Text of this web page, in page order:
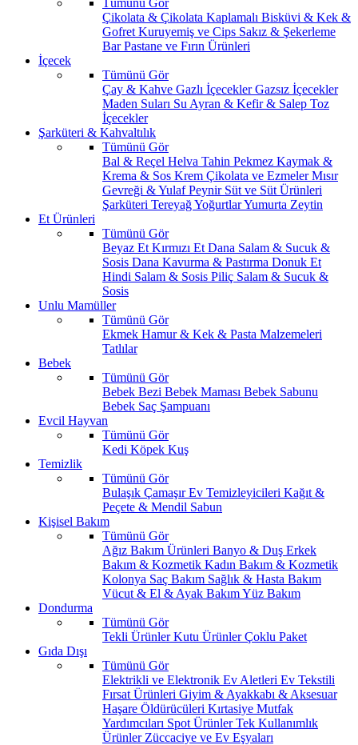
Çikolata & Çikolata Kaplamalı Bisküvi & Kek &
Gofret Kuruyemiş ve Cips Sakız & Şekerleme
BarPastane ve Fırın Ürünleri
İçecek
Tümünü Gör
Çay & Kahve Gazlı İçeceklerGazsız İçecekler
Maden Suları Su Ayran & Kefir & Salep Toz
İçecekler
Şarküteri & Kahvaltılık
Tümünü Gör
Bal & Reçel Helva Tahin Pekmez Kaymak &
Krema & Sos Krem Çikolata ve EzmelerMısır
Gevreği & YulafPeynir Süt ve Süt Ürünleri
Şarküteri TereyağYoğurtlarYumurta Zeytin
Et Ürünleri
Tümünü Gör
Beyaz Et Kırmızı Et Dana Salam & Sucuk &
Sosis Dana Kavurma & Pastırma Donuk Et
Hindi Salam & Sosis Piliç Salam & Sucuk &
Sosis
Unlu Mamüller
Tümünü Gör
Ekmek Hamur & Kek & Pasta Malzemeleri
Tatlılar
Bebek
Tümünü Gör
Bebek Bezi Bebek Maması Bebek Sabunu
Bebek Saç Şampuanı
Evcil Hayvan
Tümünü Gör
Kedi Köpek Kuş
Temizlik
Tümünü Gör
Bulaşık ÇamaşırEv Temizleyicileri Kağıt &
Peçete & Mendil Sabun
Kişisel Bakım
Tümünü Gör
Ağız Bakım Ürünleri Banyo & Duş Erkek
Bakım & Kozmetik Kadın Bakım & Kozmetik
Kolonya Saç Bakım Sağlık & Hasta Bakım
Vücut & El & Ayak BakımYüz Bakım
Dondurma
Tümünü Gör
Tekli ÜrünlerKutu ÜrünlerÇoklu Paket
Gıda Dışı
Tümünü Gör
Elektrikli ve Elektronik Ev Aletleri Ev Tekstili
Fırsat Ürünleri Giyim & Ayakkabı & Aksesuar
Haşare Öldürücüleri Kırtasiye Mutfak
Yardımcıları Spot ÜrünlerTek Kullanımlık
Ürünler Züccaciye ve Ev Eşyaları